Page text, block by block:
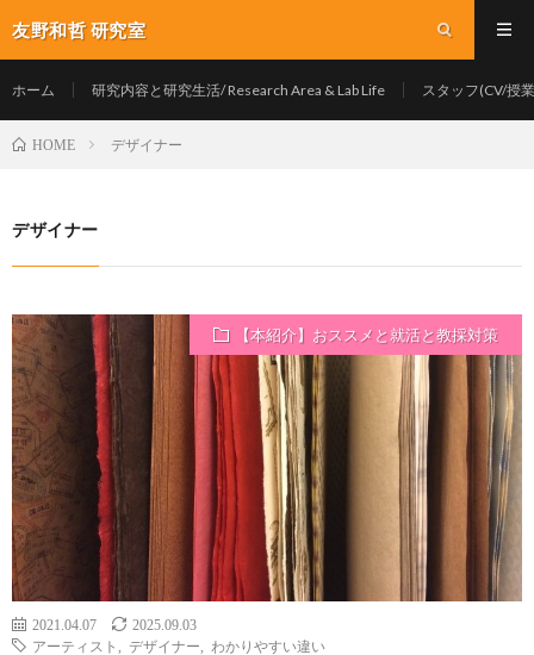
友野和哲 研究室
ホーム 研究内容と研究生活/ Research Area & Lab Life スタッフ(CV/授
HOME デザイナー
デザイナー
【本紹介】おススメと就活と教採対策
2021.04.07
2025.09.03
アーティスト
デザイナー わかりやすい違い